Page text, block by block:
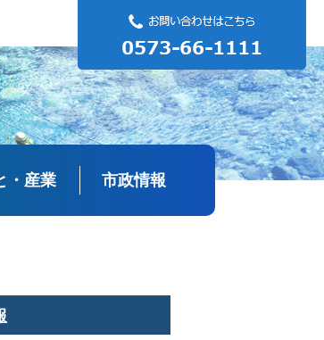
・産業 市政情報